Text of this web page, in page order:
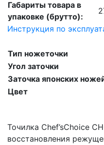
Точилка Chef’sChoice
восстановления
Габариты товара в
упаковке (брутто):
Инструкция по
Тип ножеточки
Угол заточки
Заточка японских
Цвет